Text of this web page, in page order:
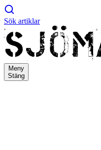
Sök artiklar
Meny
Stäng